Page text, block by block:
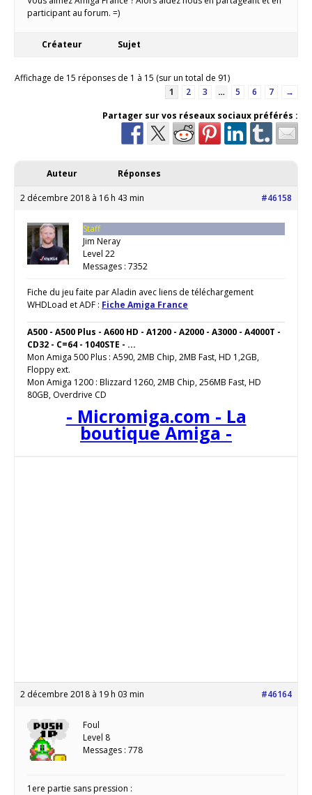
participant au forum. =)
Créateur Sujet
Affichage de 15 réponses de 1 à 15 (sur un total de 91)
1
2 3 … 5 6 7
→
Partager sur vos réseaux sociaux préférés :
Auteur Réponses
2 décembre 2018 à 16 h 43 min #46158
Staff
Jim Neray
Level 22
Messages : 7352
Fiche du jeu faite par Aladin avec liens de téléchargement
WHDLoad et ADF : Fiche Amiga France
A500 - A500 Plus - A600 HD - A1200 - A2000 - A3000 - A4000T -
CD32 - C=64 - 1040STE - ...
Mon Amiga 500 Plus : A590, 2MB Chip, 2MB Fast, HD 1,2GB,
Floppy ext.
Mon Amiga 1200 : Blizzard 1260, 2MB Chip, 256MB Fast, HD
80GB, Overdrive CD
- Micromiga.com - La
boutique Amiga -
2 décembre 2018 à 19 h 03 min #46164
Foul
Level 8
Messages : 778
1ere partie sans pression :